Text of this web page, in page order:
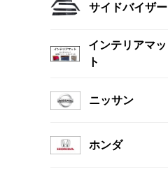
サイドバイザー
インテリアマッ
ト
ニッサン
ホンダ